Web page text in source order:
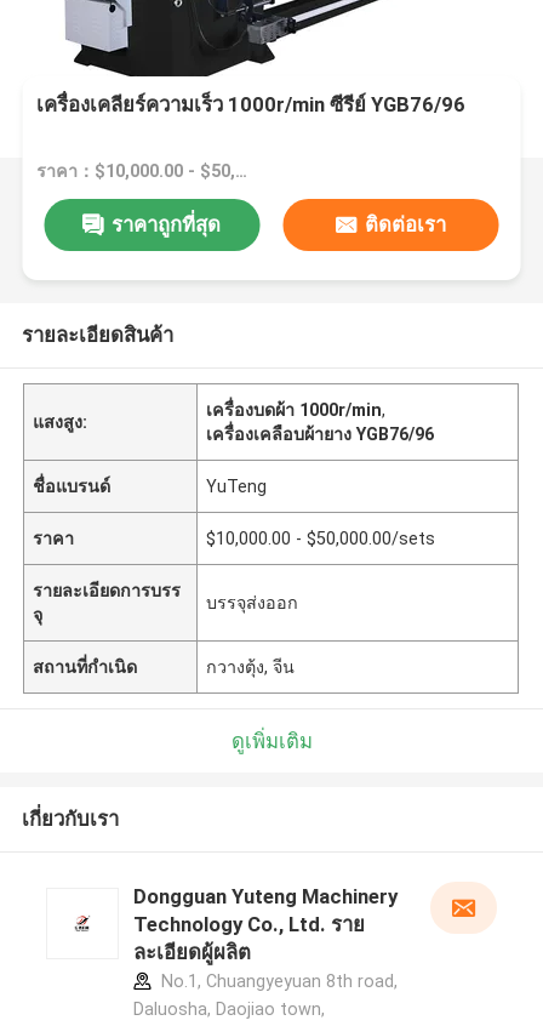
เครื่องเคลียร์ความเร็ว 1000r/min ซีรีย์ YGB76/96
ราคา：$10,000.00 - $50,000.00/sets
ราคาถูกที่สุด ติดต่อเรา
รายละเอียดสินค้า
แสงสูง:
เครื่องบดผ้า 1000r/min,
เครื่องเคลือบผ้ายาง YGB76/96
ชื่อแบรนด์ YuTeng
ราคา $10,000.00 - $50,000.00/sets
รายละเอียดการบรร
จุ
บรรจุส่งออก
สถานที่กำเนิด กวางตุ้ง, จีน
ดูเพิ่มเติม
เกี่ยวกับเรา
Dongguan Yuteng Machinery
Technology Co., Ltd. ราย
ละเอียดผู้ผลิต
No.1, Chuangyeyuan 8th road,
Daluosha, Daojiao town,